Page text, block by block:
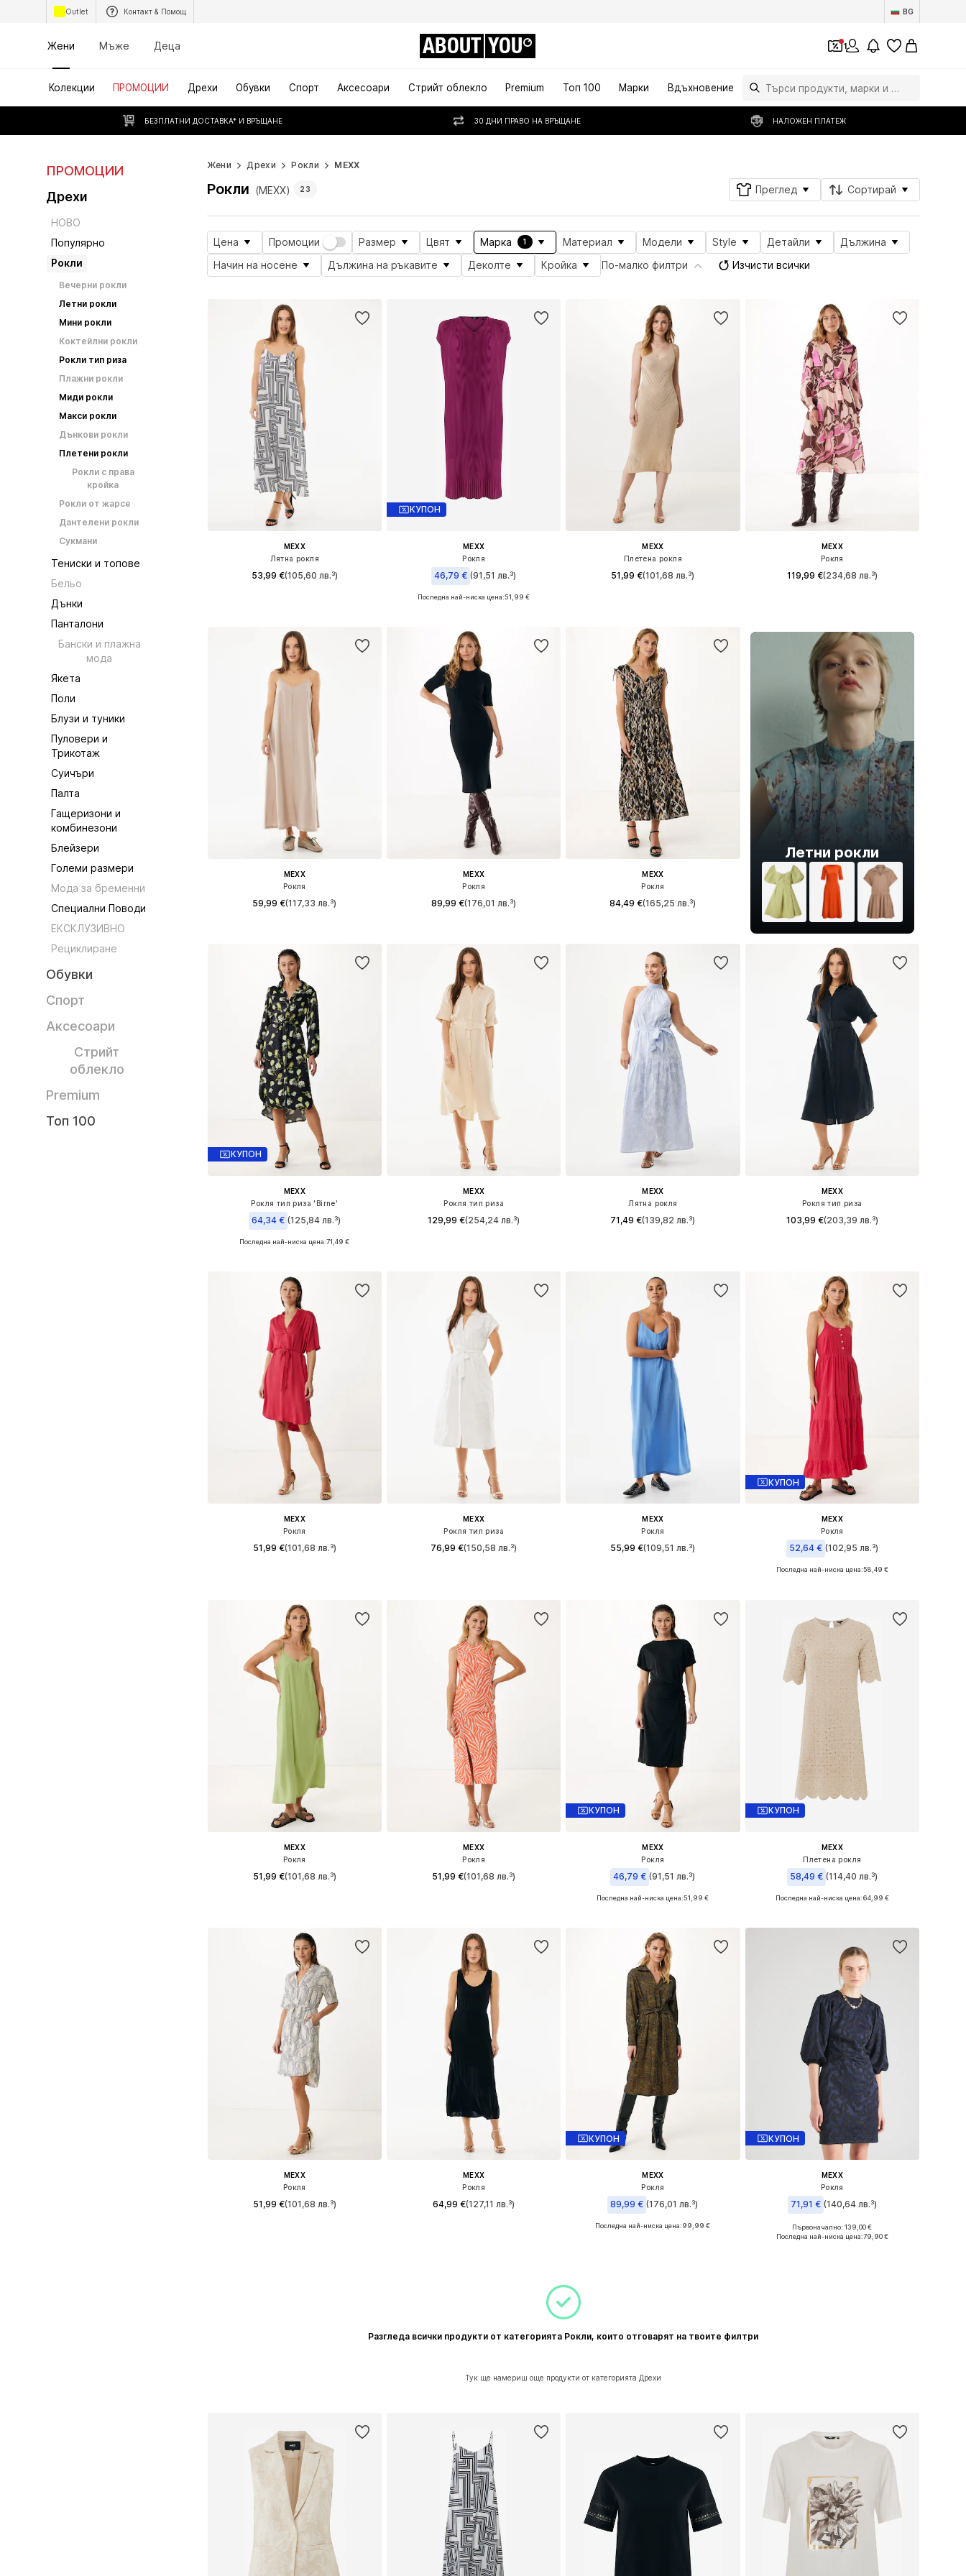
Outlet Контакт & Помощ BG
Жени Мъже Деца ABOUT YOU 1
Колекции ПРОМОЦИИ Дрехи Обувки Спорт Аксесоари Стрийт облекло Premium Топ 100 Марки Вдъхновение
БЕЗПЛАТНИ ДОСТАВКА* И ВРЪЩАНЕ 30 ДНИ ПРАВО НА ВРЪЩАНЕ НАЛОЖЕН ПЛАТЕЖ
ПРОМОЦИИ
Дрехи
НОВО
Популярно
Рокли
Вечерни рокли
Летни рокли
Мини рокли
Коктейлни рокли
Рокли тип риза
Плажни рокли
Миди рокли
Макси рокли
Дънкови рокли
Плетени рокли
Рокли с права
кройка
Рокли от жарсе
Дантелени рокли
Сукмани
Тениски и топове
Бельо
Дънки
Панталони
Бански и плажна
мода
Якета
Поли
Блузи и туники
Пуловери и
Трикотаж
Суичъри
Палта
Гащеризони и
комбинезони
Блейзери
Големи размери
Мода за бременни
Специални Поводи
ЕКСКЛУЗИВНО
Рециклиране
Обувки
Спорт
Аксесоари
Стрийт
облекло
Premium
Топ 100
Жени Дрехи Рокли MEXX
Рокли (MEXX) 23 Преглед Сортирай
Цена Промоции Размер Цвят Марка 1 Материал Модели Style Детайли
Дължина
Начин на носене
Дължина на ръкавите Деколте Кройка По-малко филтри Изчисти всички
MEXX
Лятна рокля
53,99 €(105,60 лв.³)
КУПОН
MEXX
Рокля
46,79 € (91,51 лв.³)
Предлага се в много размери
Последна най-ниска цена:51,99 €
MEXX
Плетена рокля
51,99 €(101,68 лв.³)
MEXX
Рокля
119,99 €(234,68 лв.³)
MEXX
Рокля
59,99 €(117,33 лв.³)
Добави в кошницата
MEXX
Рокля
89,99 €(176,01 лв.³)
Добави в кошницата
MEXX
Рокля
84,49 €(165,25 лв.³)
Летни рокли
КУПОН
MEXX
Рокля тип риза 'Birne'
64,34 € (125,84 лв.³)
Налични размери: 36, 38
Последна най-ниска цена:71,49 €
MEXX
Рокля тип риза
129,99 €(254,24 лв.³)
MEXX
Лятна рокля
71,49 €(139,82 лв.³)
MEXX
Рокля тип риза
103,99 €(203,39 лв.³)
MEXX
Рокля
51,99 €(101,68 лв.³)
MEXX
Рокля тип риза
76,99 €(150,58 лв.³)
MEXX
Рокля
55,99 €(109,51 лв.³)
КУПОН
MEXX
Рокля
52,64 € (102,95 лв.³)
Налични размери: 34, 38
Последна най-ниска цена:58,49 €
MEXX
Рокля
51,99 €(101,68 лв.³)
MEXX
Рокля
51,99 €(101,68 лв.³)
КУПОН
MEXX
Рокля
46,79 € (91,51 лв.³)
Налични размери: 36
Последна най-ниска цена:51,99 €
КУПОН
MEXX
Плетена рокля
58,49 € (114,40 лв.³)
Налични размери: S
Последна най-ниска цена:64,99 €
MEXX
Рокля
51,99 €(101,68 лв.³)
MEXX
Рокля
64,99 €(127,11 лв.³)
КУПОН
MEXX
Рокля
89,99 € (176,01 лв.³)
Налични размери: 34
Последна най-ниска цена:99,99 €
КУПОН
MEXX
Рокля
71,91 € (140,64 лв.³)
Налични размери: 36
Първоначално: 139,00 €
Последна най-ниска цена:79,90 €
Разгледа всички продукти от категорията Рокли, които отговарят на твоите филтри
Тук ще намериш още продукти от категорията Дрехи